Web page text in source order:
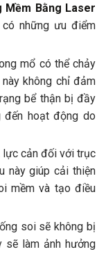
Mềm Bằng Laser
những ưu điểm
mổ có thể chảy
không chỉ đảm
bể thận bị đầy
đến hoạt động do
lực cản đối với trục
này giúp cải thiện
mềm và tạo điều
soi sẽ không bị
sẽ làm ảnh hưởng